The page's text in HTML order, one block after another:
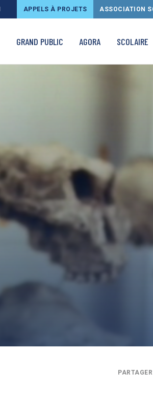
APPELS À PROJETS ASSOCIATION
GRAND PUBLIC AGORA SCOLAIRE
PARTAGER